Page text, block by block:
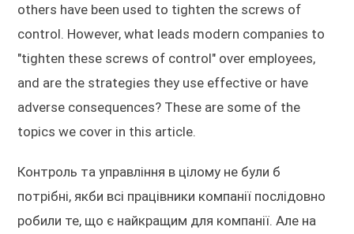
others have been used to tighten the screws of
control. However, what leads modern companies to
"tighten these screws of control" over employees,
and are the strategies they use effective or have
adverse consequences? These are some of the
topics we cover in this article.
Контроль та управління в цілому не були б
потрібні, якби всі працівники компанії послідовно
робили те, що є найкращим для компанії. Але на